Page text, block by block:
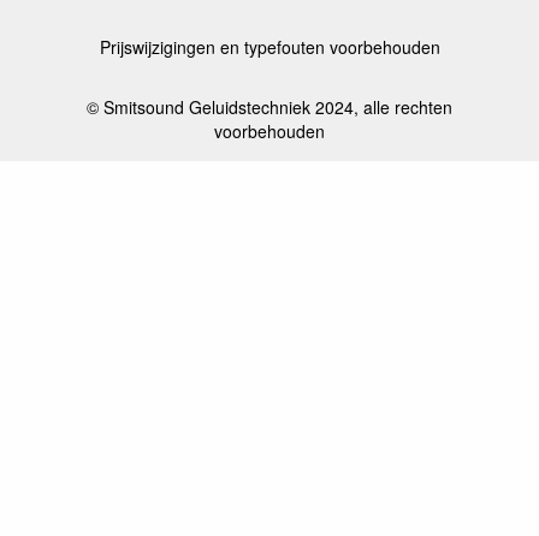
Prijswijzigingen en typefouten voorbehouden
© Smitsound Geluidstechniek 2024, alle rechten
voorbehouden